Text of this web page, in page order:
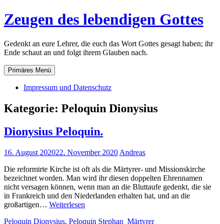
Zum
Inhalt
Zeugen des lebendigen Gottes
Gedenkt an eure Lehrer, die euch das Wort Gottes gesagt haben; ihr
Ende schaut an und folgt ihrem Glauben nach.
Primäres Menü
Impressum und Datenschutz
Kategorie: Peloquin Dionysius
Dionysius Peloquin.
16. August 202022. November 2020 Andreas
Die reformirte Kirche ist oft als die Märtyrer- und Missionskirche
bezeichnet worden. Man wird ihr diesen doppelten Ehrennamen
nicht versagen können, wenn man an die Bluttaufe gedenkt, die sie
in Frankreich und den Niederlanden erhalten hat, und an die
großartigen… Weiterlesen
Peloquin Dionysius, Peloquin Stephan Märtyrer